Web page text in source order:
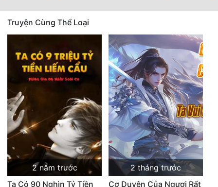
Sắc
Thanh Xuân
Tiên Hiệp
Tiểu Thuyết
Trinh Thám
Triều Đấu
Trùng Sinh
Trọng Sinh
Truyện Cùng Thể Loại
2 năm trước
Ta Có 90 Nghìn Tỷ Tiền
2 tháng trước
Cơ Duyên Của Ngươi Rất